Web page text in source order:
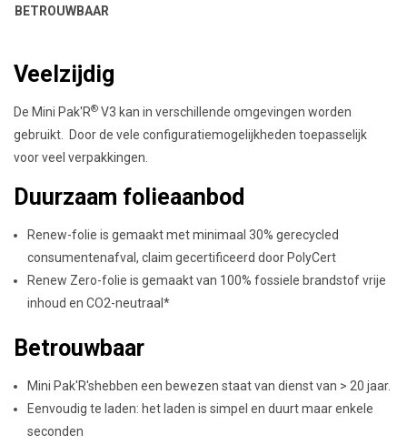
BETROUWBAAR
Veelzijdig
De Mini Pak'R® V3 kan in verschillende omgevingen worden
gebruikt. Door de vele configuratiemogelijkheden toepasselijk
voor veel verpakkingen.
Duurzaam folieaanbod
Renew-folie is gemaakt met minimaal 30% gerecycled
consumentenafval, claim gecertificeerd door PolyCert
Renew Zero-folie is gemaakt van 100% fossiele brandstof vrije
inhoud en CO2-neutraal*
Betrouwbaar
Mini Pak'R'shebben een bewezen staat van dienst van > 20 jaar.
Eenvoudig te laden: het laden is simpel en duurt maar enkele
seconden